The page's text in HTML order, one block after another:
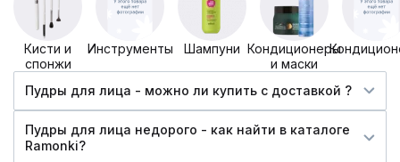
Кисти и
спонжи
Инструменты Шампуни Кондиционеры
и маски
Пудры для лица - можно ли купить c доставкой ?
Пудры для лица недорого - как найти в каталоге
Ramonki?